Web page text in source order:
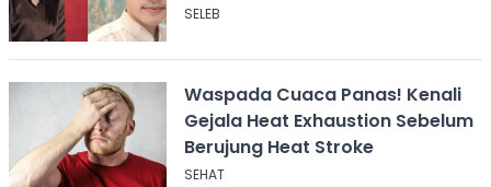
SELEB
Waspada Cuaca Panas! Kenali
Gejala Heat Exhaustion Sebelum
Berujung Heat Stroke
SEHAT